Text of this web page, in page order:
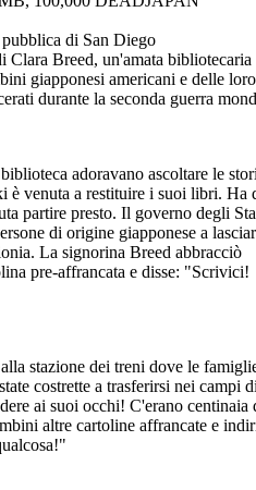
di San Diego
Clara Breed, un'amata bibliotecaria
giapponesi americani e delle loro
durante la seconda guerra
adoravano ascoltare le
è venuta a restituire i suoi libri. Ha
partire presto. Il governo degli
di origine giapponese a
La signorina Breed abbracciò
pre-affrancata e disse: "Scrivici!
stazione dei treni dove le
costrette a trasferirsi nei campi
ai suoi occhi! C'erano centinaia
altre cartoline affrancate e